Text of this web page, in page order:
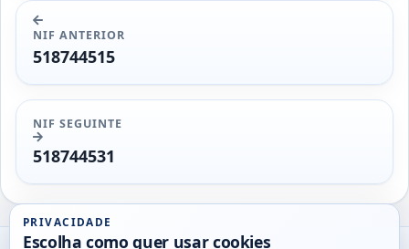
NIF ANTERIOR
518744515
NIF SEGUINTE
518744531
PRIVACIDADE
Escolha como quer usar cookies